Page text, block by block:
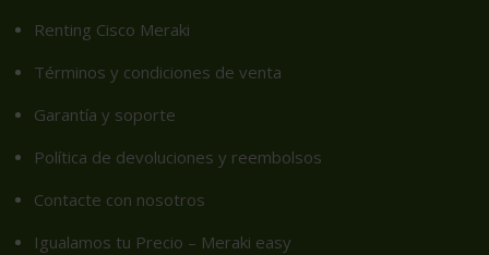
Renting Cisco Meraki
Términos y condiciones de venta
Garantía y soporte
Política de devoluciones y reembolsos
Contacte con nosotros
Igualamos tu Precio – Meraki easy